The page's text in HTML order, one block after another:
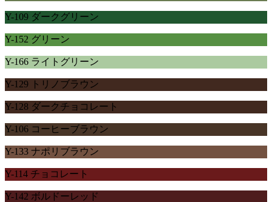
Y-109 ダークグリーン
Y-152 グリーン
Y-166 ライトグリーン
Y-129 トリノブラウン
Y-128 ダークチョコレート
Y-106 コーヒーブラウン
Y-133 ナポリブラウン
Y-114 チョコレート
Y-142 ボルドーレッド